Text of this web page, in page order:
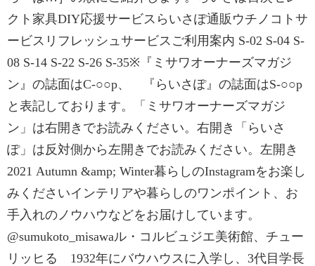
クト家具DIY応援サービスらいさぽ通販ウチノコトサ
ービスリフレッシュサービスご利用案内 S-02 S-04 S-
08 S-14 S-22 S-26 S-35※『ミサワオーナーズマガジ
ン』の誌面はC-○○p、 『らいさぽ』の誌面はS-○○p
と表記しております。「ミサワオーナーズマガジ
ン」は右開きでお読みください。右開き「らいさ
ぽ」は反対側から左開きでお読みください。左開き
2021 Autumn &amp; Winter暮らしのInstagramをお楽し
みくださいインテリアや暮らしのワンポイント、お
手入れのノウハウなどをお届けしています。
@sumukoto_misawaル・コルビュジエ美術館、チュー
リッヒる 1932年にバウハウスに入学し、3代目学長